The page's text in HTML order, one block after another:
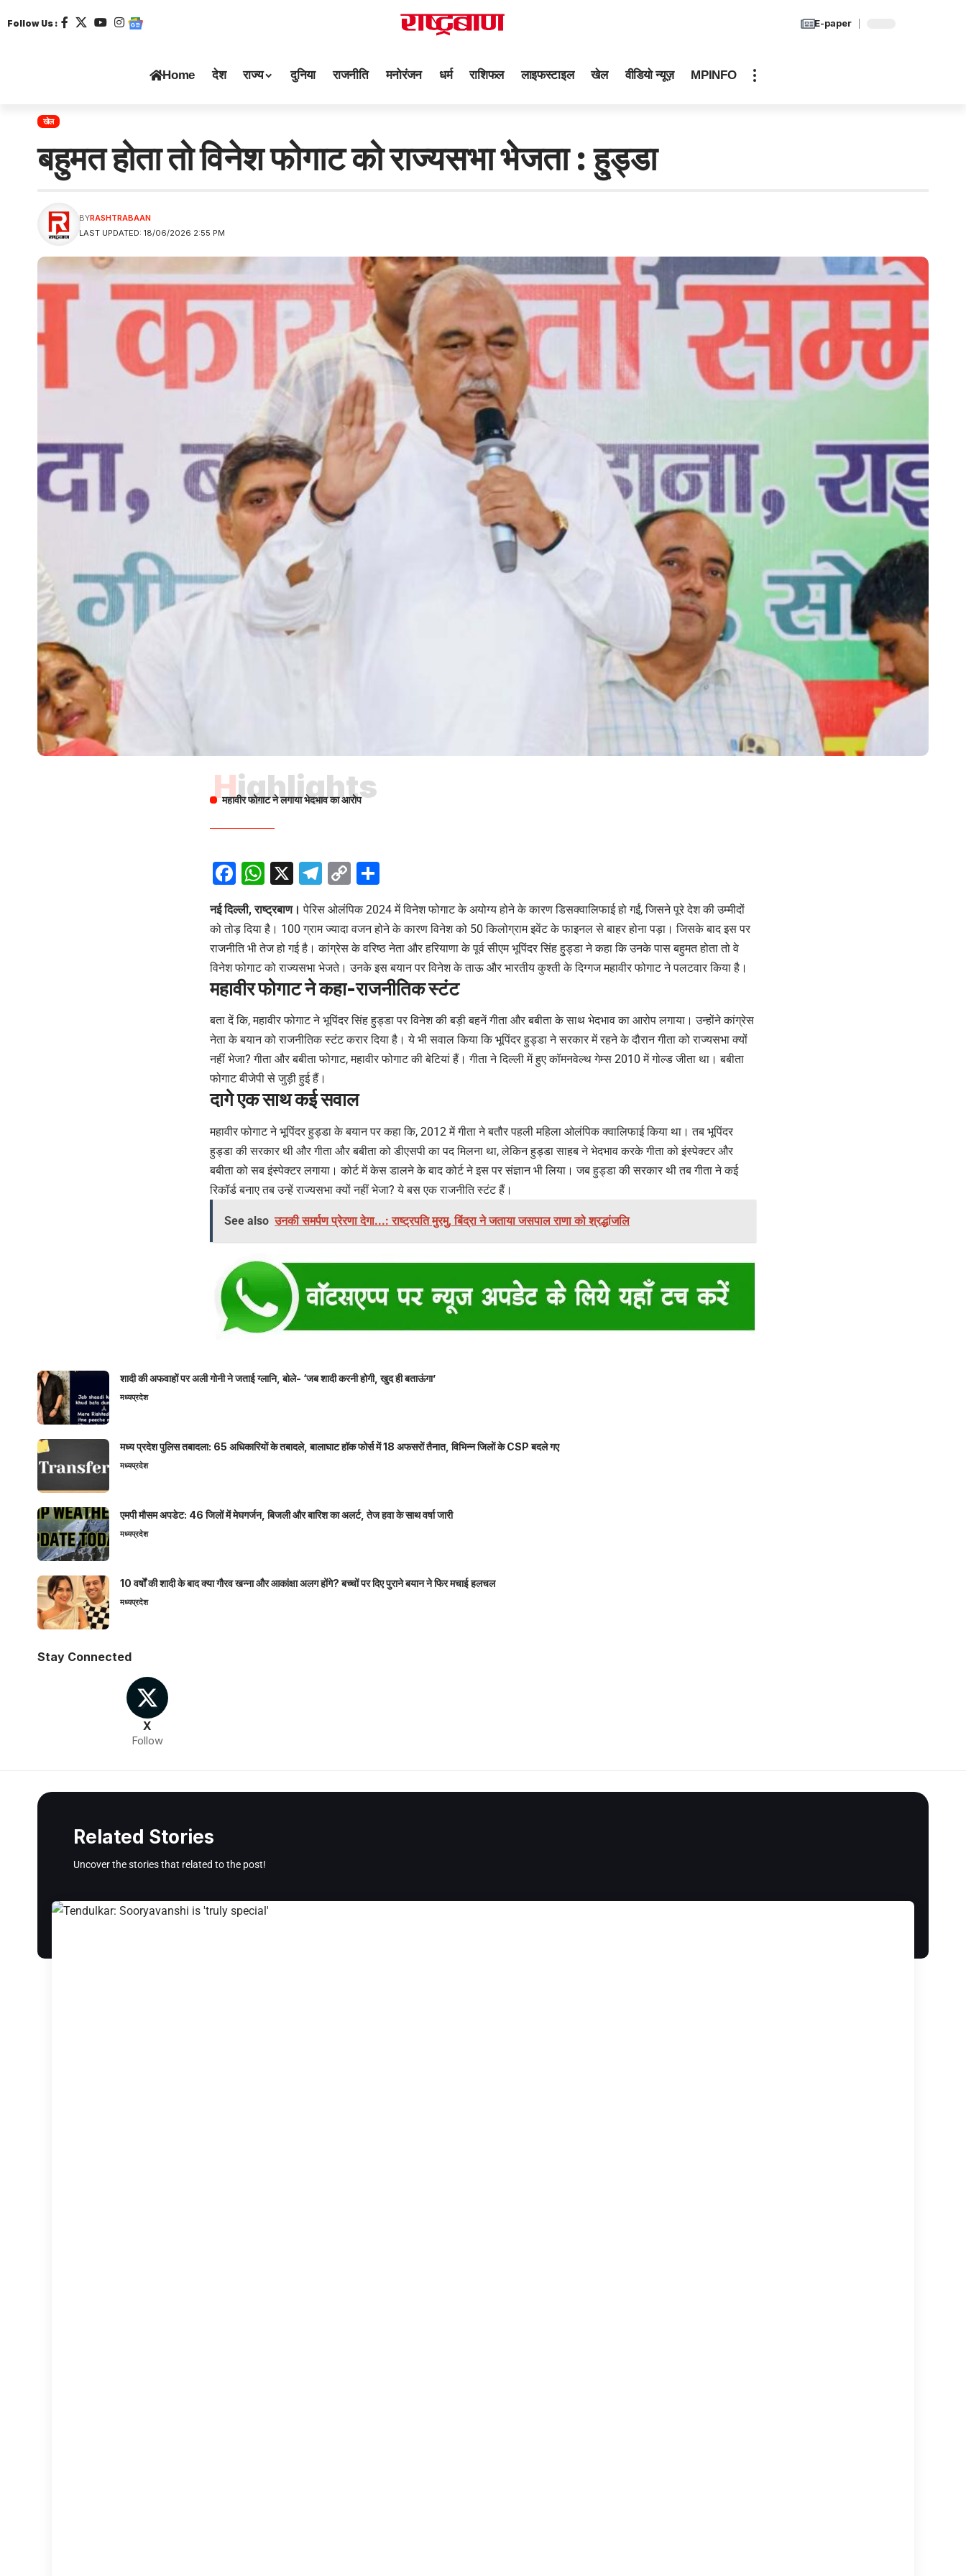
Follow Us : E-paper
Home देश राज्य दुनिया राजनीति मनोरंजन धर्म राशिफल लाइफस्टाइल खेल वीडियो न्यूज़ MPINFO
खेल
बहुमत होता तो विनेश फोगाट को राज्यसभा भेजता : हु्ड्डा
LAST UPDATED: 18/06/2026 2:55 PM
BYRASHTRABAAN
Highlights
महावीर फोगाट ने लगाया भेदभाव का आरोप
Facebook
WhatsApp
X Telegram
Copy
नई दिल्ली, राष्ट्रबाण।पेरिस ओलंपिक 2024 में विनेश फोगाट के अयोग्य होने के कारण डिसक्वालिफाई हो गईं, जिसने पूरे देश की उम्मीदों
को तोड़ दिया है। 100 ग्राम ज्यादा वजन होने के कारण विनेश को 50 किलोग्राम इवेंट के फाइनल से बाहर होना पड़ा। जिसके बाद इस पर
राजनीति भी तेज हो गई है। कांग्रेस के वरिष्ठ नेता और हरियाणा के पूर्व सीएम भूपिंदर सिंह हु्ड्डा ने कहा कि उनके पास बहुमत होता तो वे
विनेश फोगाट को राज्यसभा भेजते। उनके इस बयान पर विनेश के ताऊ और भारतीय कुश्ती के दिग्गज महावीर फोगाट ने पलटवार किया है।
महावीर फोगाट ने कहा-राजनीतिक स्टंट
बता दें कि, महावीर फोगाट ने भूपिंदर सिंह हुड्डा पर विनेश की बड़ी बहनें गीता और बबीता के साथ भेदभाव का आरोप लगाया। उन्होंने कांग्रेस
नेता के बयान को राजनीतिक स्टंट करार दिया है। ये भी सवाल किया कि भूपिंदर हुड्डा ने सरकार में रहने के दौरान गीता को राज्यसभा क्यों
नहीं भेजा? गीता और बबीता फोगाट, महावीर फोगाट की बेटियां हैं। गीता ने दिल्ली में हुए कॉमनवेल्थ गेम्स 2010 में गोल्ड जीता था। बबीता
फोगाट बीजेपी से जुड़ी हुई हैं।
दागे एक साथ कई सवाल
महावीर फोगाट ने भूपिंदर हुड्डा के बयान पर कहा कि, 2012 में गीता ने बतौर पहली महिला ओलंपिक क्वालिफाई किया था। तब भूपिंदर
हुड्डा की सरकार थी और गीता और बबीता को डीएसपी का पद मिलना था, लेकिन हुड्डा साहब ने भेदभाव करके गीता को इंस्पेक्टर और
बबीता को सब इंस्पेक्टर लगाया। कोर्ट में केस डालने के बाद कोर्ट ने इस पर संज्ञान भी लिया। जब हुड्डा की सरकार थी तब गीता ने कई
रिकॉर्ड बनाए तब उन्हें राज्यसभा क्यों नहीं भेजा? ये बस एक राजनीति स्टंट हैं।
See also उनकी समर्पण प्रेरणा देगा...: राष्ट्रपति मुरमु, बिंद्रा ने जताया जसपाल राणा को श्रद्धांजलि
शादी की अफवाहों पर अली गोनी ने जताई ग्लानि, बोले- ‘जब शादी करनी होगी, खुद ही बताऊंगा’
मध्यप्रदेश
मध्य प्रदेश पुलिस तबादला: 65 अधिकारियों के तबादले, बालाघाट हॉक फोर्स में 18 अफसरों तैनात, विभिन्न जिलों के CSP बदले गए
मध्यप्रदेश
एमपी मौसम अपडेट: 46 जिलों में मेघगर्जन, बिजली और बारिश का अलर्ट, तेज हवा के साथ वर्षा जारी
मध्यप्रदेश
10 वर्षों की शादी के बाद क्या गौरव खन्ना और आकांक्षा अलग होंगे? बच्चों पर दिए पुराने बयान ने फिर मचाई हलचल
मध्यप्रदेश
Stay Connected
X
Follow
Related Stories
Uncover the stories that related to the post!